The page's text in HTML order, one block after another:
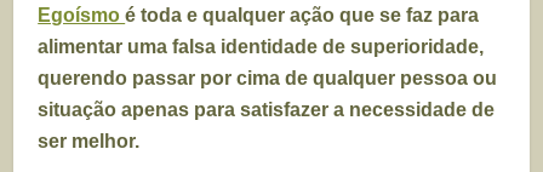
Egoísmoé toda e qualquer ação que se faz para
alimentar uma falsa identidade de superioridade,
querendo passar por cima de qualquer pessoa ou
situação apenas para satisfazer a necessidade de
ser melhor.